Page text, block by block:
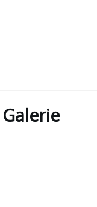
Galerie